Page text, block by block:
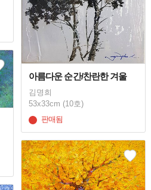
아름다운 순간/찬란한 겨울
김명희
53x33cm (10호)
판매됨